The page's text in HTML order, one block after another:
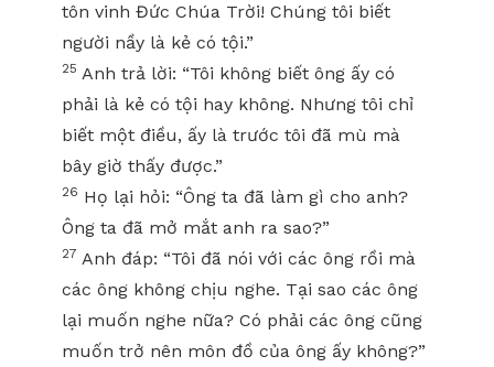
tôn vinh Đức Chúa Trời! Chúng tôi biết
người nầy là kẻ có tội.”
25 Anh trả lời: “Tôi không biết ông ấy có
phải là kẻ có tội hay không. Nhưng tôi chỉ
biết một điều, ấy là trước tôi đã mù mà
bây giờ thấy được.”
26 Họ lại hỏi: “Ông ta đã làm gì cho anh?
Ông ta đã mở mắt anh ra sao?”
27 Anh đáp: “Tôi đã nói với các ông rồi mà
các ông không chịu nghe. Tại sao các ông
lại muốn nghe nữa? Có phải các ông cũng
muốn trở nên môn đồ của ông ấy không?”